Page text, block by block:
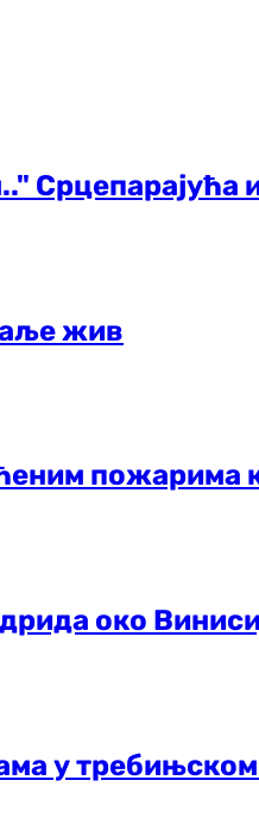
Срцепарајућа
жив
пожарима
око
у